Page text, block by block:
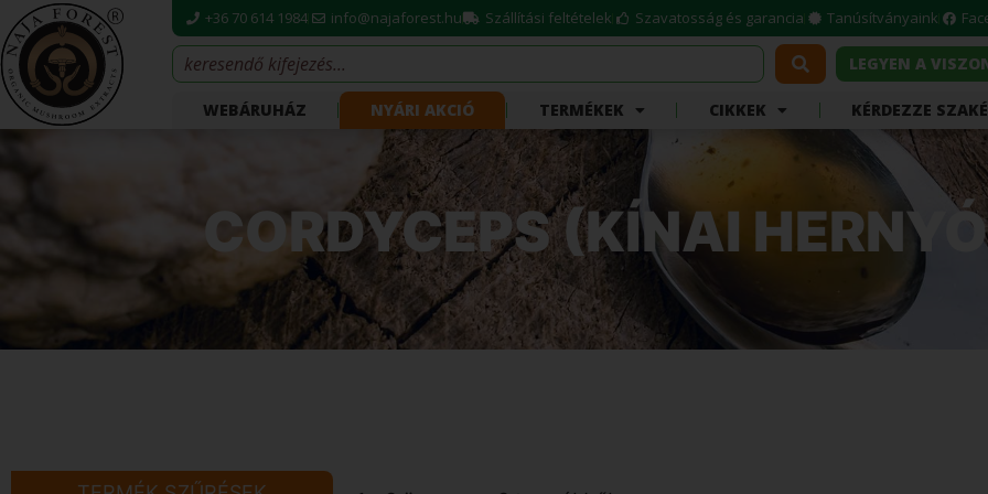
+36 70 614 1984 info@najaforest.hu Szállítási feltételek Szavatosság és garancia Tanúsítványaink
LEGYEN A
WEBÁRUHÁZ NYÁRI AKCIÓ TERMÉKEK CIKKEK KÉRDEZZE
CORDYCEPS (KÍNAI